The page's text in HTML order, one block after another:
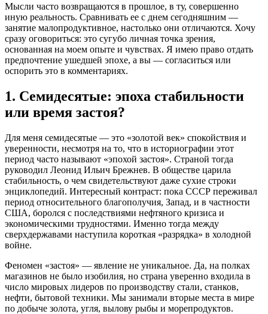
Мысли часто возвращаются в прошлое, в ту, совершенно
иную реальность. Сравнивать ее с днем сегодняшним —
занятие малопродуктивное, настолько они отличаются. Хочу
сразу оговориться: это сугубо личная точка зрения,
основанная на моем опыте и чувствах. Я имею право отдать
предпочтение ушедшей эпохе, а вы — согласиться или
оспорить это в комментариях.
1. Семидесятые: эпоха стабильности
или время застоя?
Для меня семидесятые — это «золотой век» спокойствия и
уверенности, несмотря на то, что в историографии этот
период часто называют «эпохой застоя». Страной тогда
руководил Леонид Ильич Брежнев. В обществе царила
стабильность, о чем свидетельствуют даже сухие строки
энциклопедий. Интересный контраст: пока СССР переживал
период относительного благополучия, Запад, и в частности
США, боролся с последствиями нефтяного кризиса и
экономическими трудностями. Именно тогда между
сверхдержавами наступила короткая «разрядка» в холодной
войне.
Феномен «застоя» — явление не уникальное. Да, на полках
магазинов не было изобилия, но страна уверенно входила в
число мировых лидеров по производству стали, станков,
нефти, бытовой техники. Мы занимали вторые места в мире
по добыче золота, угля, вылову рыбы и морепродуктов.